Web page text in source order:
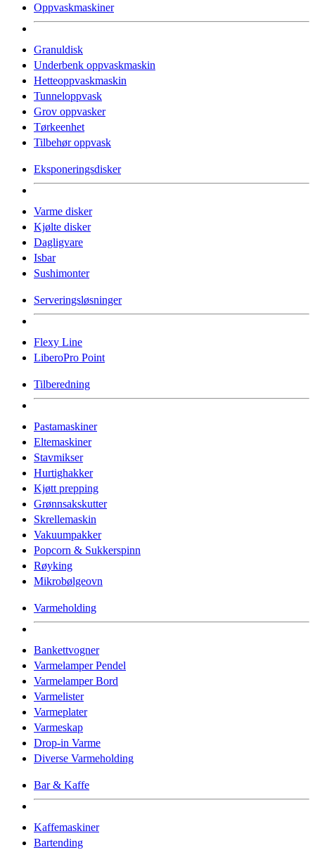
Oppvaskmaskiner
Granuldisk
Underbenk oppvaskmaskin
Hetteoppvaskmaskin
Tunneloppvask
Grov oppvasker
Tørkeenhet
Tilbehør oppvask
Eksponeringsdisker
Varme disker
Kjølte disker
Dagligvare
Isbar
Sushimonter
Serveringsløsninger
Flexy Line
LiberoPro Point
Tilberedning
Pastamaskiner
Eltemaskiner
Stavmikser
Hurtighakker
Kjøtt prepping
Grønnsakskutter
Skrellemaskin
Vakuumpakker
Popcorn & Sukkerspinn
Røyking
Mikrobølgeovn
Varmeholding
Bankettvogner
Varmelamper Pendel
Varmelamper Bord
Varmelister
Varmeplater
Varmeskap
Drop-in Varme
Diverse Varmeholding
Bar & Kaffe
Kaffemaskiner
Bartending